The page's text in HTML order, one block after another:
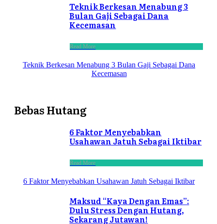
Teknik Berkesan Menabung 3
Bulan Gaji Sebagai Dana
Kecemasan
Read More
Teknik Berkesan Menabung 3 Bulan Gaji Sebagai Dana
Kecemasan
Bebas Hutang
6 Faktor Menyebabkan
Usahawan Jatuh Sebagai Iktibar
Read More
6 Faktor Menyebabkan Usahawan Jatuh Sebagai Iktibar
Maksud “Kaya Dengan Emas”:
Dulu Stress Dengan Hutang,
Sekarang Jutawan!